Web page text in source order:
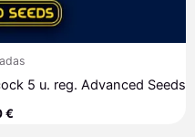
5 u. reg. Advanced Seeds
€